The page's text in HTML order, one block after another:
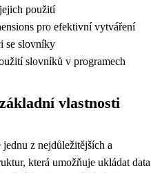
použití
pro efektivní vytváření
se slovníky
slovníků v programech
vlastnosti
z nejdůležitějších a
která umožňuje ukládat data